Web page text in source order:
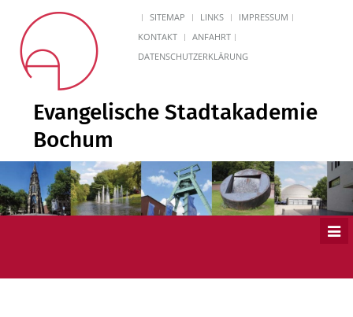
SITEMAP LINKS
IMPRESSUM
KONTAKT
ANFAHRT
DATENSCHUTZERKLÄRUNG
Evangelische Stadtakademie
Bochum